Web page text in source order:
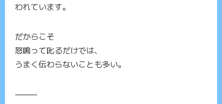
われています。
だからこそ
怒鳴って叱るだけでは、
うまく伝わらないことも多い。
⸻